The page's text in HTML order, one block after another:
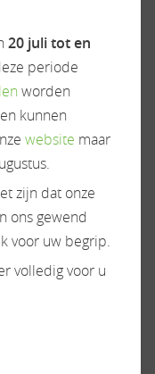
hierna
hierna
in overleg
op basis
met
excl.
is verkocht!
voor de totale
20 juli tot en
periode
worden
kunnen
website maar
zijn dat onze
ons gewend
voor uw begrip.
volledig voor u